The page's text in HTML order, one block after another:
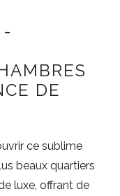
-
DE
ce sublime
beaux quartiers
luxe, offrant de